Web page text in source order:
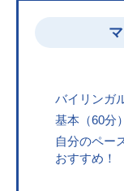
バイリンガ
基本（60分
自分のペー
おすすめ！